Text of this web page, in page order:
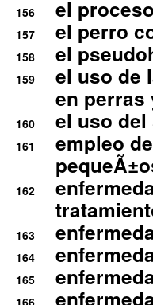
156 el
157 el perro
158 el
159
el uso de
en perras
160 el uso
161
empleo
162
163
164
165